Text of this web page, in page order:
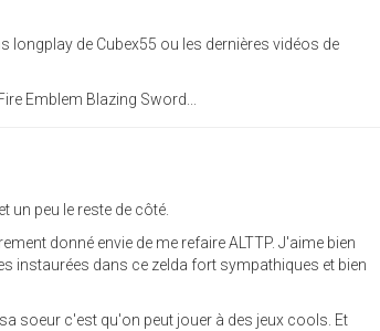
longplay de Cubex55 ou les dernières vidéos de
Emblem Blazing Sword...
un peu le reste de côté.
donné envie de me refaire ALTTP. J'aime bien
instaurées dans ce zelda fort sympathiques et bien
soeur c'est qu'on peut jouer à des jeux cools. Et